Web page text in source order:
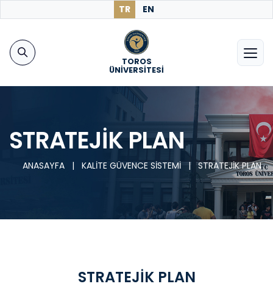
TR EN
TOROS
ÜNİVERSİTESİ
STRATEJİK PLAN
ANASAYFA | KALİTE GÜVENCE SİSTEMİ | STRATEJİK PLAN
STRATEJİK PLAN